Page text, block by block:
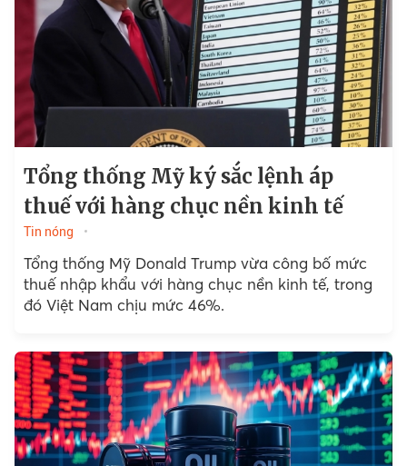
Tổng thống Mỹ ký sắc lệnh áp
thuế với hàng chục nền kinh tế
Tin nóng
Tổng thống Mỹ Donald Trump vừa công bố mức
thuế nhập khẩu với hàng chục nền kinh tế, trong
đó Việt Nam chịu mức 46%.